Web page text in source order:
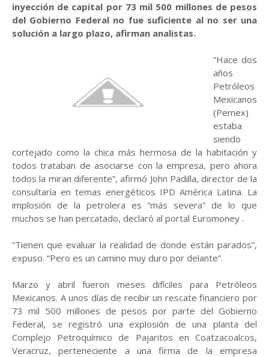
inyección de capital por 73 mil 500 millones de pesos
del Gobierno Federal no fue suficiente al no ser una
solución a largo plazo, afirman analistas.
“Hace dos
años
Petróleos
Mexicanos
(Pemex)
estaba
siendo
cortejado como la chica más hermosa de la habitación y
todos trataban de asociarse con la empresa, pero ahora
todos la miran diferente”, afirmó John Padilla, director de la
consultaría en temas energéticos IPD América Latina. La
implosión de la petrolera es “más severa” de lo que
muchos se han percatado, declaró al portal Euromoney .
“Tienen que evaluar la realidad de donde están parados”,
expuso. “Pero es un camino muy duro por delante”.
Marzo y abril fueron meses difíciles para Petróleos
Mexicanos. A unos días de recibir un rescate financiero por
73 mil 500 millones de pesos por parte del Gobierno
Federal, se registró una explosión de una planta del
Complejo Petroquímico de Pajaritos en Coatzacoalcos,
Veracruz, perteneciente a una firma de la empresa